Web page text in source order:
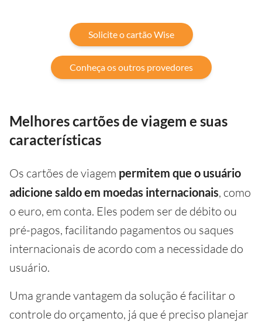
Solicite o cartão Wise
Conheça os outros provedores
Melhores cartões de viagem e suas
características
Os cartões de viagem permitem que o usuário
adicione saldo em moedas internacionais, como
o euro, em conta. Eles podem ser de débito ou
pré-pagos, facilitando pagamentos ou saques
internacionais de acordo com a necessidade do
usuário.
Uma grande vantagem da solução é facilitar o
controle do orçamento, já que é preciso planejar